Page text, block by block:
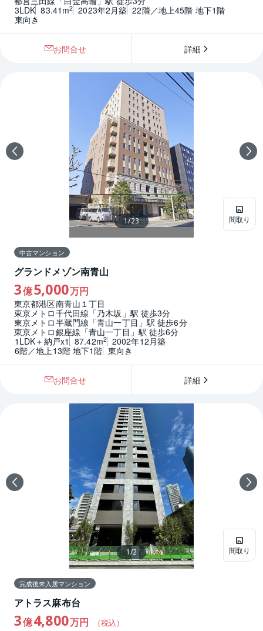
3LDK 83.41m2 2023年2月築 22階／地上45階 地下1階
東向き
お問合せ 詳細
間取り
1/23
中古マンション
グランドメゾン南青山
3億5,000万円
東京都港区南青山１丁目
東京メトロ千代田線「乃木坂」駅 徒歩3分
東京メトロ半蔵門線「青山一丁目」駅 徒歩6分
東京メトロ銀座線「青山一丁目」駅 徒歩6分
1LDK＋納戸x1
87.42m2
2002年12月築
6階／地上13階 地下1階 東向き
お問合せ 詳細
間取り
1/2
完成後未入居マンション
アトラス麻布台
3億4,800万円 （税込）